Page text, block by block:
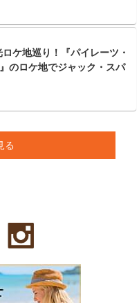
ケ地巡り！『パイレーツ・
のロケ地でジャック・スパ
る